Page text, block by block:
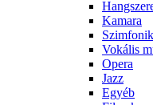
Kamara
Vokális
Opera
Jazz
Egyéb